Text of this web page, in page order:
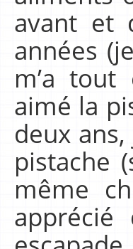
avant et
années
m’a tout
aimé la
deux
pistache
même